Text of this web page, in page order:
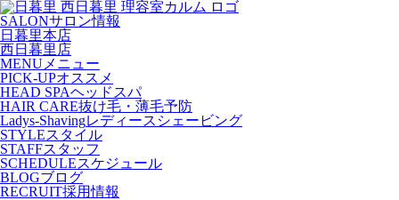
SALONサロン情報
日暮里本店
西日暮里店
MENU メニュー
PICK-UPオススメ
HEAD SPAヘッドスパ
HAIR CARE抜け毛・薄毛予防
Ladys-Shavingレディースシェービング
STYLEスタイル
STAFFスタッフ
SCHEDULEスケジュール
BLOGブログ
RECRUIT採用情報